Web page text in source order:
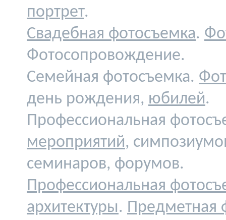
портрет.
Свадебная фотосъемка.
Фотосопровождение.
Семейная фотосъемка.
день рождения, юбилей.
Профессиональная
мероприятий,
семинаров, форумов.
Профессиональная
архитектуры. Предметная